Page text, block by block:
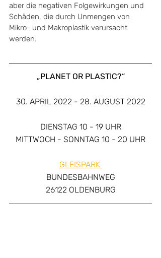
aber die negativen Folgewirkungen und
Schäden, die durch Unmengen von
Mikro- und Makroplastik verursacht
werden.
„PLANET OR PLASTIC?“
30. APRIL 2022 - 28. AUGUST 2022
DIENSTAG 10 - 19 UHR
MITTWOCH - SONNTAG 10 - 20 UHR
GLEISPARK
BUNDESBAHNWEG
26122 OLDENBURG